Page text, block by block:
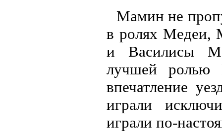
Мамин не
в ролях Медеи,
и Василисы
лучшей ролью
впечатление
играли
играли по-